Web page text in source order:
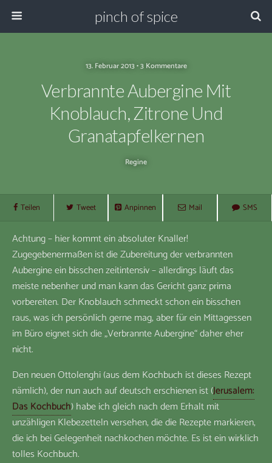
pinch of spice
13. Februar 2013 • 3 Kommentare
Verbrannte Aubergine Mit
Knoblauch, Zitrone Und
Granatapfelkernen
Regine
Teilen Tweet Anpinnen Mail SMS
Achtung – hier kommt ein absoluter Knaller!
Zugegebenermaßen ist die Zubereitung der verbrannten
Aubergine ein bisschen zeitintensiv – allerdings läuft das
meiste nebenher und man kann das Gericht ganz prima
vorbereiten. Der Knoblauch schmeckt schon ein bisschen
raus, was ich persönlich gerne mag, aber für ein Mittagessen
im Büro eignet sich die „Verbrannte Aubergine“ daher eher
nicht.
Den neuen Ottolenghi (aus dem Kochbuch ist dieses Rezept
nämlich), der nun auch auf deutsch erschienen ist (Jerusalem:
Das Kochbuch) habe ich gleich nach dem Erhalt mit
unzähligen Klebezetteln versehen, die die Rezepte markieren,
die ich bei Gelegenheit nachkochen möchte. Es ist ein wirklich
tolles Kochbuch.